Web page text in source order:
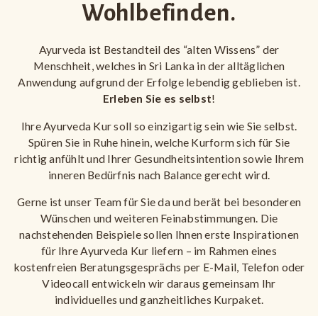
Wohlbefinden.
Ayurveda ist Bestandteil des “alten Wissens” der
Menschheit, welches in Sri Lanka in der alltäglichen
Anwendung aufgrund der Erfolge lebendig geblieben ist.
Erleben Sie es selbst!
Ihre Ayurveda Kur soll so einzigartig sein wie Sie selbst.
Spüren Sie in Ruhe hinein, welche Kurform sich für Sie
richtig anfühlt und Ihrer Gesundheitsintention sowie Ihrem
inneren Bedürfnis nach Balance gerecht wird.
Gerne ist unser Team für Sie da und berät bei besonderen
Wünschen und weiteren Feinabstimmungen. Die
nachstehenden Beispiele sollen Ihnen erste Inspirationen
für Ihre Ayurveda Kur liefern – im Rahmen eines
kostenfreien Beratungsgesprächs per E-Mail, Telefon oder
Videocall entwickeln wir daraus gemeinsam Ihr
individuelles und ganzheitliches Kurpaket.